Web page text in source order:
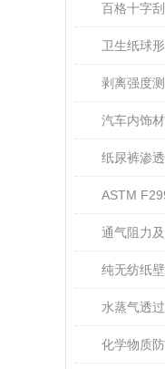
百格十字
卫生纸球
剥离强度
汽车内饰
纸尿裤渗
通气阻力
纯无纺纸
水蒸气透
化学物质